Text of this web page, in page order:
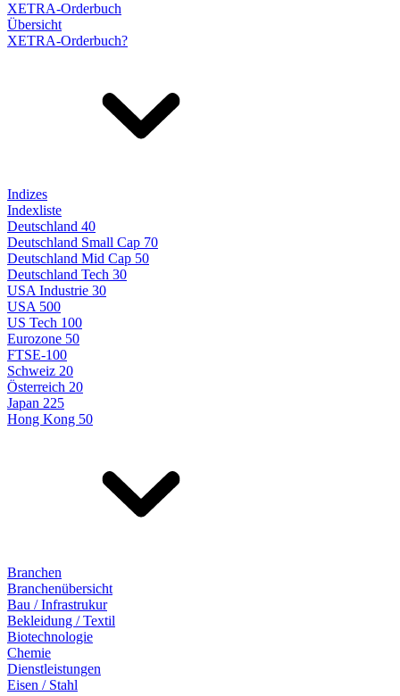
XETRA-Orderbuch
Übersicht
XETRA-Orderbuch?
Indizes
Indexliste
Deutschland 40
Deutschland Small Cap 70
Deutschland Mid Cap 50
Deutschland Tech 30
USA Industrie 30
USA 500
US Tech 100
Eurozone 50
FTSE-100
Schweiz 20
Österreich 20
Japan 225
Hong Kong 50
Branchen
Branchenübersicht
Bau / Infrastrukur
Bekleidung / Textil
Biotechnologie
Chemie
Dienstleistungen
Eisen / Stahl